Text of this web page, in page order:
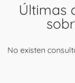
Últimas
No existen